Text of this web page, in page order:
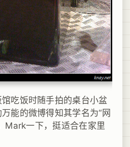
吃饭时随手拍的桌台小盆
能的微博得知其学名为“ 网
Mark一下，挺适合在家里